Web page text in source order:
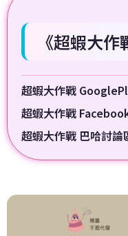
《超蝦大
超蝦大作戰
超蝦大作戰
超蝦大作戰 巴哈討論